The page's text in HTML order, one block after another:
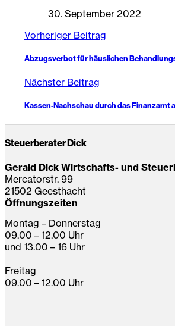
30. September 2022
Vorheriger Beitrag
Abzugsverbot für häuslichen
Nächster Beitrag
Kassen-Nachschau durch das Finanzamt
Steuerberater Dick
Gerald Dick Wirtschafts- und
Mercatorstr. 99
21502 Geesthacht
Öffnungszeiten
Montag – Donnerstag
09.00 – 12.00 Uhr
und 13.00 – 16 Uhr
Freitag
09.00 – 12.00 Uhr